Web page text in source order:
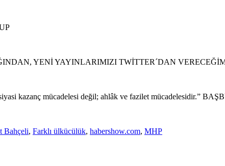
YENİ YAYINLARIMIZI TWİTTER´DAN
kazanç mücadelesi değil; ahlâk ve fazilet mücadelesidir.”
Bahçeli, Farklı ülkücülük, habershow.com, MHP